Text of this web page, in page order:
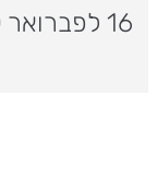
16 לפברואר 2020